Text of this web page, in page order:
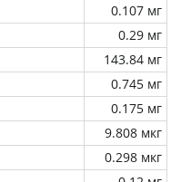
0.107 мг
0.29 мг
143.84 мг
0.745 мг
0.175 мг
9.808 мкг
0.298 мкг